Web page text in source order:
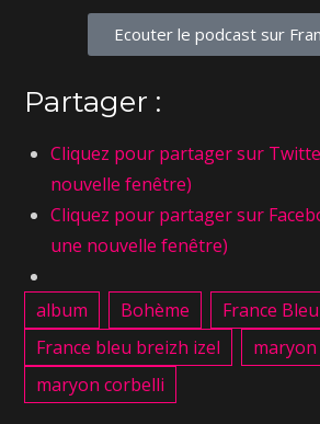
Ecouter le podcast sur
Partager :
Cliquez pour partager sur
nouvelle fenêtre)
Cliquez pour partager sur
une nouvelle fenêtre)
album Bohème
France Bleu
France bleu breizh izel
maryon
maryon corbelli